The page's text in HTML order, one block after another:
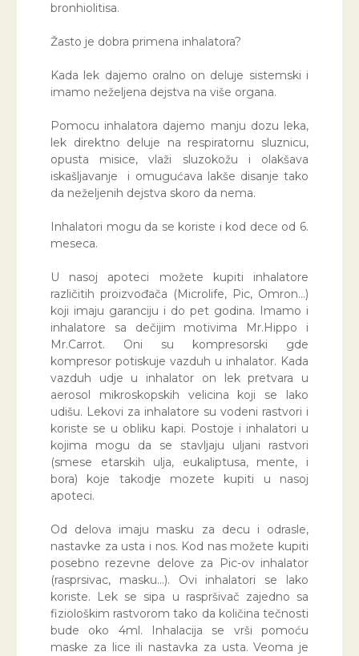
bronhiolitisa.
Žasto je dobra primena inhalatora?
Kada lek dajemo oralno on deluje sistemski i
imamo neželjena dejstva na više organa.
Pomocu inhalatora dajemo manju dozu leka,
lek direktno deluje na respiratornu sluznicu,
opusta misice, vlaži sluzokožu i olakšava
iskašljavanje i omugućava lakše disanje tako
da neželjenih dejstva skoro da nema.
Inhalatori mogu da se koriste i kod dece od 6.
meseca.
U nasoj apoteci možete kupiti inhalatore
različitih proizvođača (Microlife, Pic, Omron…)
koji imaju garanciju i do pet godina. Imamo i
inhalatore sa dečijim motivima Mr.Hippo i
Mr.Carrot. Oni su kompresorski gde
kompresor potiskuje vazduh u inhalator. Kada
vazduh udje u inhalator on lek pretvara u
aerosol mikroskopskih velicina koji se lako
udišu. Lekovi za inhalatore su vodeni rastvori i
koriste se u obliku kapi. Postoje i inhalatori u
kojima mogu da se stavljaju uljani rastvori
(smese etarskih ulja, eukaliptusa, mente, i
bora) koje takodje mozete kupiti u nasoj
apoteci.
Od delova imaju masku za decu i odrasle,
nastavke za usta i nos. Kod nas možete kupiti
posebno rezevne delove za Pic-ov inhalator
(rasprsivac, masku…). Ovi inhalatori se lako
koriste. Lek se sipa u raspršivač zajedno sa
fiziološkim rastvorom tako da količina tečnosti
bude oko 4ml. Inhalacija se vrši pomoću
maske za lice ili nastavka za usta. Veoma je